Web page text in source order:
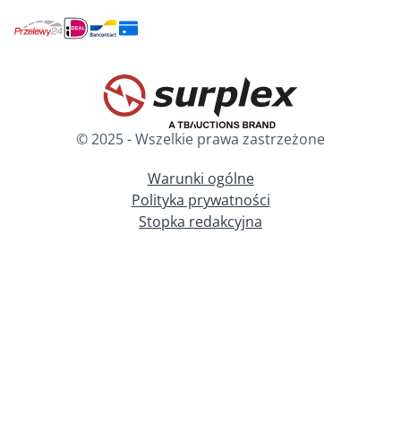
© 2025 - Wszelkie prawa zastrzeżone
Warunki ogólne
Polityka prywatności
Stopka redakcyjna